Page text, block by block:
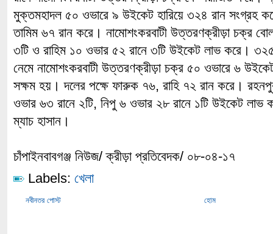
মুক্তমহাদল ৫০ ওভারে ৯ উইকেট হারিয়ে ৩২৪ রান সংগ্রহ
তামিম ৬৭ রান করে। নামোশংকরবাটী উত্তরণক্রীড়া চক্র
৩টি ও রাহিম ১০ ওভার ৫২ রানে ৩টি উইকেট লাভ করে। ৩২৫
নেমে নামোশংকরবাটী উত্তরণক্রীড়া চক্র ৫০ ওভারে ৬
সক্ষম হয়। দলের পক্ষে ফারুক ৭৬, রাহি ৭২ রান করে।
ওভার ৬৩ রানে ২টি, নিপু ৬ ওভার ২৮ রানে ১টি উইকেট লাভ
ম্যাচ হাসান।
চাঁপাইনবাবগঞ্জ নিউজ/ ক্রীড়া প্রতিবেদক/ ০৮-০৪-১৭
Labels: খেলা
নবীনতর পোস্ট হোম